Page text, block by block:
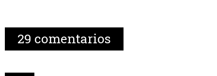
29 comentarios